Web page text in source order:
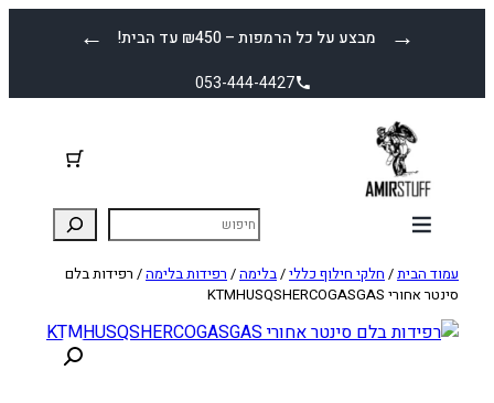
← מבצע על כל הרמפות – ₪450 עד הבית! →
053-444-4427
עמוד הבית/ חלקי חילוף כללי/בלימה/ רפידות בלימה/ רפידות בלם
סינטר אחורי KTMHUSQSHERCOGASGAS